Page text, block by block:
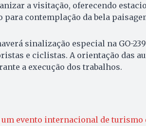
a visitação, oferecendo
para contemplação da bela
sinalização especial na GO-
e ciclistas. A orientação das
a execução dos trabalhos.
um evento internacional de turismo